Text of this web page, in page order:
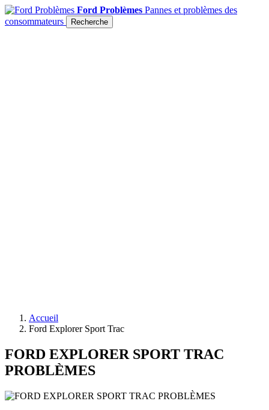
Ford Problèmes Pannes et problèmes des
consommateurs
Recherche
Accueil
Ford Explorer Sport Trac
FORD EXPLORER SPORT TRAC
PROBLÈMES